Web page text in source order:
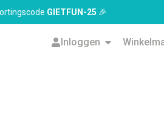
GIETFUN-25 🎉
Inloggen